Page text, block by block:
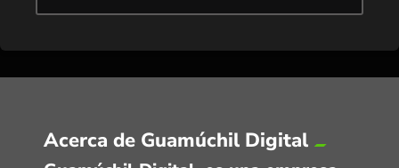
Acerca de Guamúchil Digital